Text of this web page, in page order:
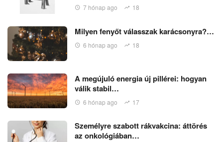
7 hónap ago 18
Milyen fenyőt válasszak karácsonyra?…
6 hónap ago 18
A megújuló energia új pillérei: hogyan
válik stabil…
6 hónap ago 17
Személyre szabott rákvakcina: áttörés
az onkológiában…